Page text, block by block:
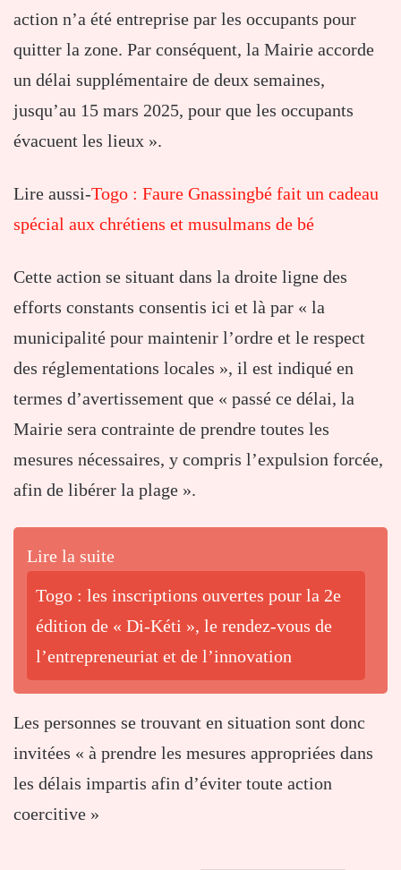
action n’a été entreprise par les occupants pour
quitter la zone. Par conséquent, la Mairie accorde
un délai supplémentaire de deux semaines,
jusqu’au 15 mars 2025, pour que les occupants
évacuent les lieux ».
Lire aussi-Togo : Faure Gnassingbé fait un cadeau
spécial aux chrétiens et musulmans de bé
Cette action se situant dans la droite ligne des
efforts constants consentis ici et là par « la
municipalité pour maintenir l’ordre et le respect
des réglementations locales », il est indiqué en
termes d’avertissement que « passé ce délai, la
Mairie sera contrainte de prendre toutes les
mesures nécessaires, y compris l’expulsion forcée,
afin de libérer la plage ».
Lire la suite
Togo : les inscriptions ouvertes pour la 2e
édition de « Di-Kéti », le rendez-vous de
l’entrepreneuriat et de l’innovation
Les personnes se trouvant en situation sont donc
invitées « à prendre les mesures appropriées dans
les délais impartis afin d’éviter toute action
coercitive »